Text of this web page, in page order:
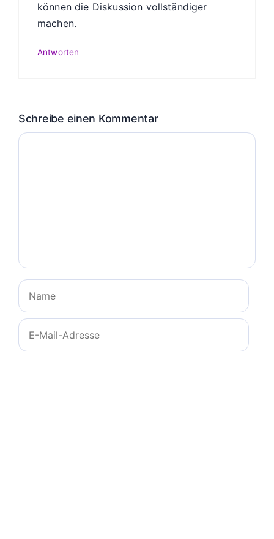
können die Diskussion vollständiger
machen.
Antworten
Schreibe einen Kommentar
Kommentar
Name
E-
Mail-